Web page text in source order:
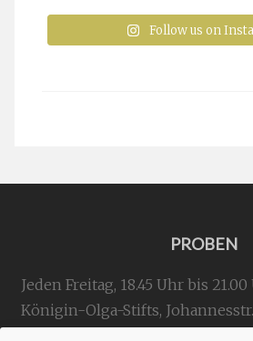
Follow us on
PROBEN
Jeden Freitag, 18.45 Uhr bis
Königin-Olga-Stifts,